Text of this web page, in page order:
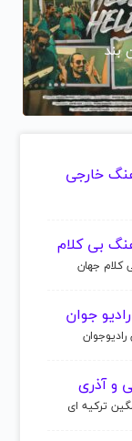
بند
خارجی
بی کلام
جهان
جوان
و آذری
ترکیه ای